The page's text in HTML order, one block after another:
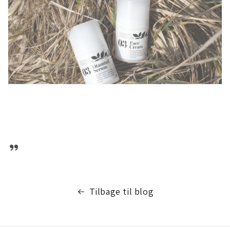
Tilbage til blog